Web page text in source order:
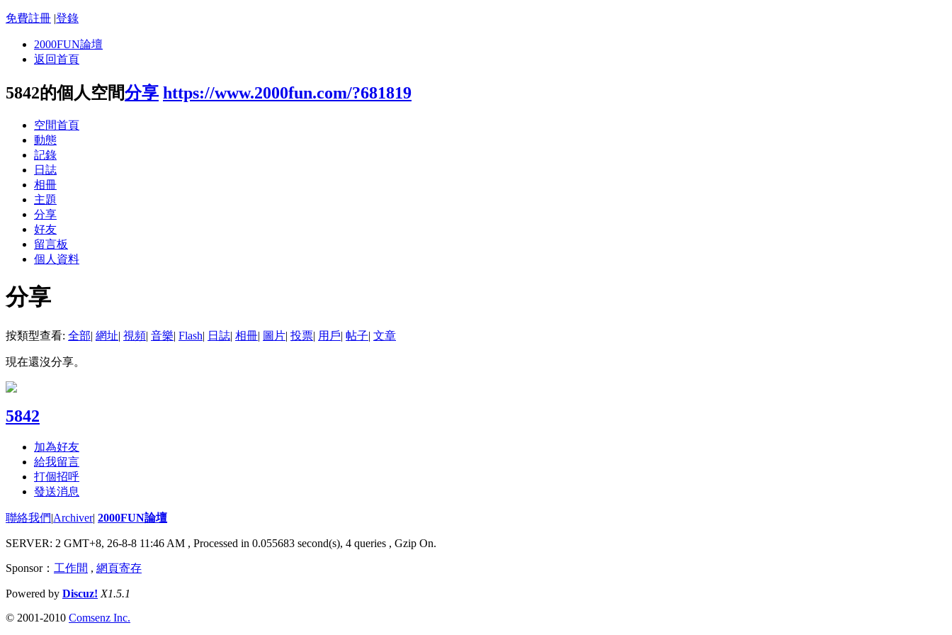
免費註冊 |登錄
2000FUN論壇
返回首頁
5842的個人空間分享 https://www.2000fun.com/?681819
空間首頁
動態
記錄
日誌
相冊
主題
分享
好友
留言板
個人資料
分享
按類型查看: 全部| 網址| 視頻| 音樂| Flash| 日誌| 相冊| 圖片| 投票| 用戶| 帖子| 文章
現在還沒分享。
5842
加為好友
給我留言
打個招呼
發送消息
聯絡我們|Archiver| 2000FUN論壇
SERVER: 2 GMT+8, 26-8-8 11:46 AM , Processed in 0.055683 second(s), 4 queries , Gzip On.
Sponsor： 工作間 , 網頁寄存
Powered by Discuz! X1.5.1
© 2001-2010 Comsenz Inc.